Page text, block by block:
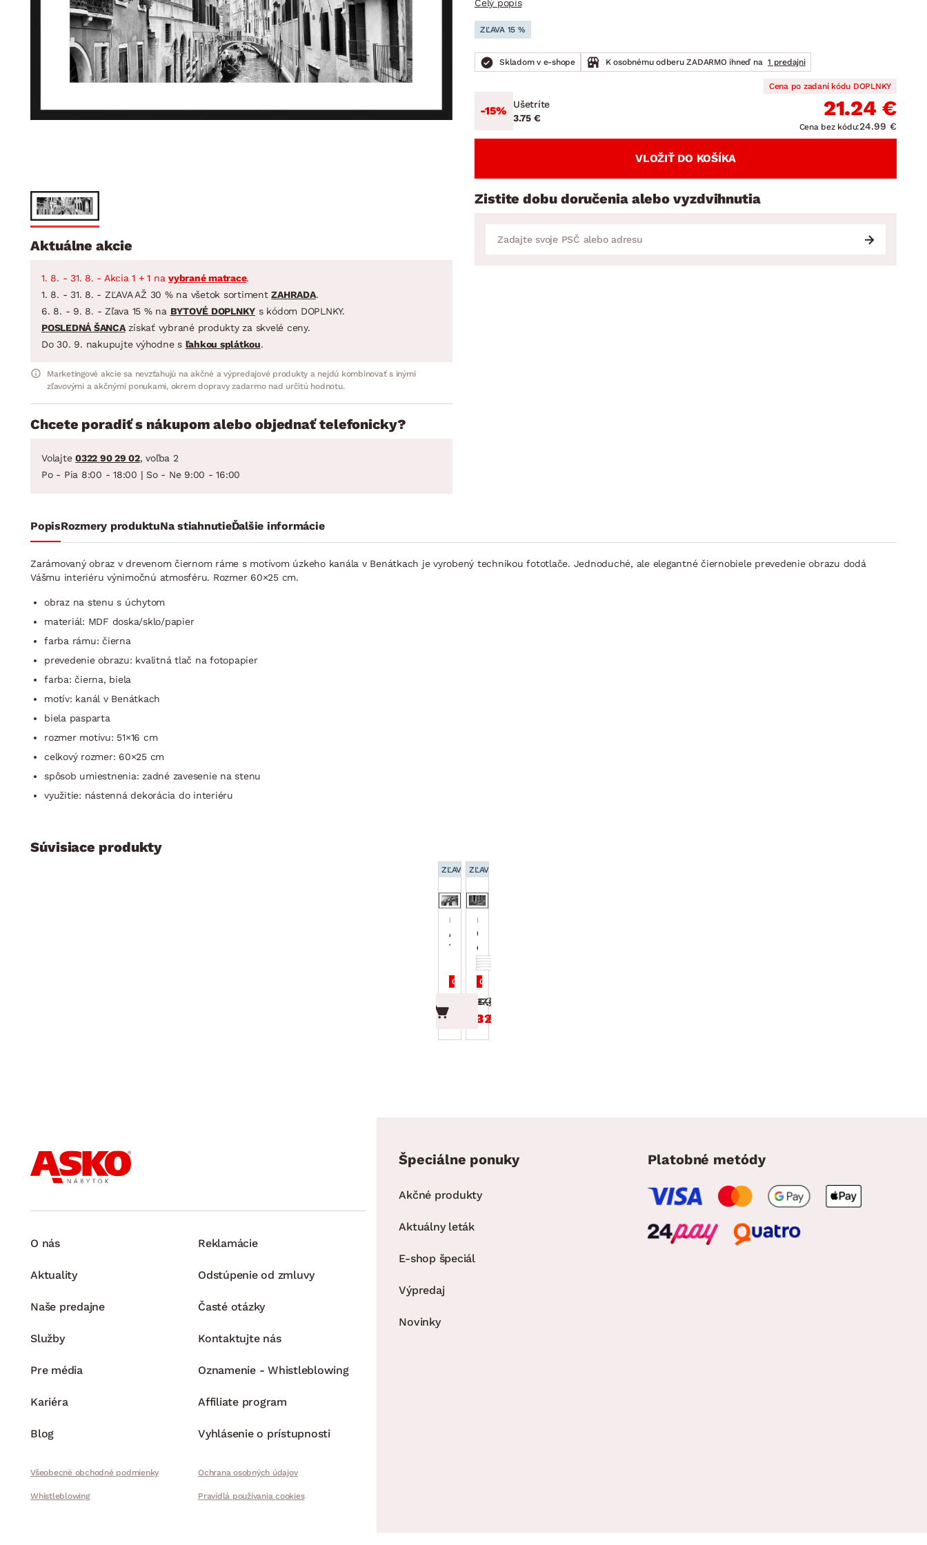
Detská izba
Predsieň, šatník a chodba
Kuchyňa
BYTOVÝ TEXTIL
Prikrývky
Zobrazit vše
STOLOVANIE A VARENIE
Jedálenský servis
Príbory
Hrnce
Zobrazit vše
DOMÁCE SPOTREBIČE
Kúpeľňové zostavy
Jedálenské zostavy
Záhradné zostavy
Celý popis
ZĽAVA 15 %
Skladom v e-shope K osobnému odberu ZADARMO ihneď na 1 predajni
-15%
Ušetríte
3.75 €
Cena po zadaní kódu DOPLNKY
21.24 €
Cena bez kódu:24.99 €
VLOŽIŤ DO KOŠÍKA
Zistite dobu doručenia alebo vyzdvihnutia
Aktuálne akcie
1. 8. - 31. 8. - Akcia 1 + 1 na vybrané matrace.
1. 8. - 31. 8. - ZĽAVA AŽ 30 % na všetok sortimentZAHRADA.
6. 8. - 9. 8. - Zľava 15 % na BYTOVÉ DOPLNKY s kódom DOPLNKY.
POSLEDNÁ ŠANCAzískať vybrané produkty za skvelé ceny.
Do 30. 9. nakupujte výhodne s ľahkou splátkou.
Marketingové akcie sa nevzťahujú na akčné a výpredajové produkty a nejdú kombinovať s inými
zľavovými a akčnými ponukami, okrem dopravy zadarmo nad určitú hodnotu.
Chcete poradiť s nákupom alebo objednať telefonicky?
Volajte 0322 90 29 02, voľba 2
Po - Pia 8:00 - 18:00 | So - Ne 9:00 - 16:00
PopisRozmery produktuNa stiahnutieĎalšie informácie
Zarámovaný obraz v drevenom čiernom ráme s motívom úzkeho kanála v Benátkach je vyrobený technikou fototlače. Jednoduché, ale elegantné čiernobiele prevedenie obrazu dodá
Vášmu interiéru výnimočnú atmosféru. Rozmer 60×25 cm.
obraz na stenu s úchytom
materiál: MDF doska/sklo/papier
farba rámu: čierna
prevedenie obrazu: kvalitná tlač na fotopapier
farba: čierna, biela
motív: kanál v Benátkach
biela pasparta
rozmer motívu: 51×16 cm
celkový rozmer: 60×25 cm
spôsob umiestnenia: zadné zavesenie na stenu
využitie: nástenná dekorácia do interiéru
Súvisiace produkty
ZĽAVA 15 %
Rámovaný obraz
Architektura
70x50 cm,
čiernobiely
Cena po zadaní kódu DOPLNKY
32.29 €
37.99 €
ZĽAVA 15 %
Rámovaný obraz
Caffé 70x50
cm,
čiernobiely
Cena po zadaní kódu DOPLNKY
32.29 €
37.99 €
O nás
Aktuality
Naše predajne
Služby
Pre média
Kariéra
Blog
Reklamácie
Odstúpenie od zmluvy
Časté otázky
Kontaktujte nás
Oznamenie - Whistleblowing
Affiliate program
Vyhlásenie o prístupnosti
Všeobecné obchodné podmienky Ochrana osobných údajov
Whistleblowing Pravidlá používania cookies
Špeciálne ponuky
Akčné produkty
Aktuálny leták
E-shop špeciál
Výpredaj
Novinky
Platobné metódy